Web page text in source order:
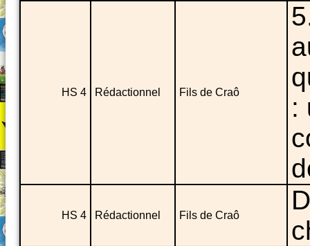
HS 4 Rédactionnel Fils de Craô
:
HS 4 Rédactionnel Fils de Craô